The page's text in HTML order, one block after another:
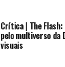
Crítica | The
pelo multiverso da
visuais